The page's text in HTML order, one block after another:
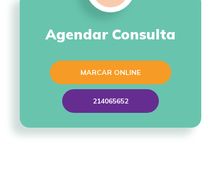
Agendar Consulta
MARCAR ONLINE
214065652